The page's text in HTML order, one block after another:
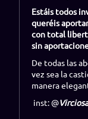
Estáis todos
queréis
con total
sin
De todas las
vez sea la
manera
inst: @Virciosa